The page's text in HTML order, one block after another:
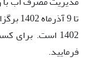
1402 است. برای کسب اطلاعات بیشتر به
فرمایید.